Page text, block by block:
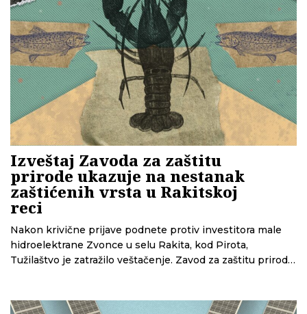
Izveštaj Zavoda za zaštitu
prirode ukazuje na nestanak
zaštićenih vrsta u Rakitskoj
reci
Nakon krivične prijave podnete protiv investitora male
hidroelektrane Zvonce u selu Rakita, kod Pirota,
Tužilaštvo je zatražilo veštačenje. Zavod za zaštitu prirode
zaštićenih vrsta više nema.